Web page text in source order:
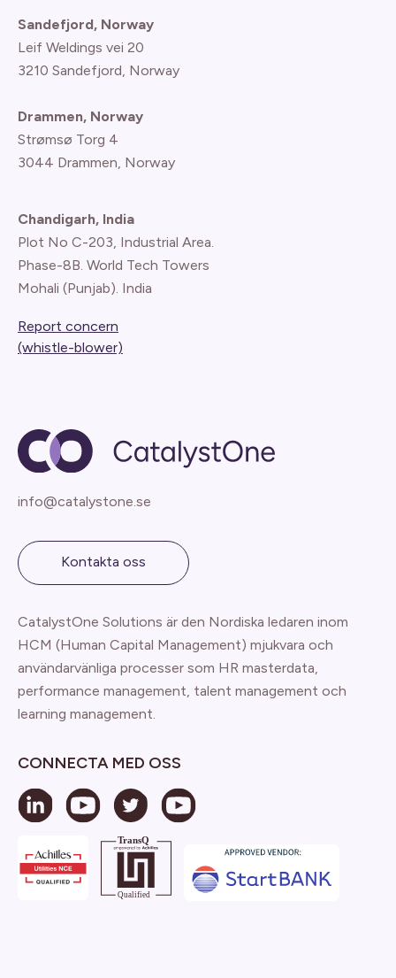
Sandefjord, Norway
Leif Weldings vei 20
3210 Sandefjord, Norway
Drammen, Norway
Strømsø Torg 4
3044 Drammen, Norway
Chandigarh, India
Plot No C-203, Industrial Area.
Phase-8B. World Tech Towers
Mohali (Punjab). India
Report concern
(whistle-blower)
info@catalystone.se
Kontakta oss
CatalystOne Solutions är den Nordiska ledaren inom
HCM (Human Capital Management) mjukvara och
användarvänliga processer som HR masterdata,
performance management, talent management och
learning management.
CONNECTA MED OSS